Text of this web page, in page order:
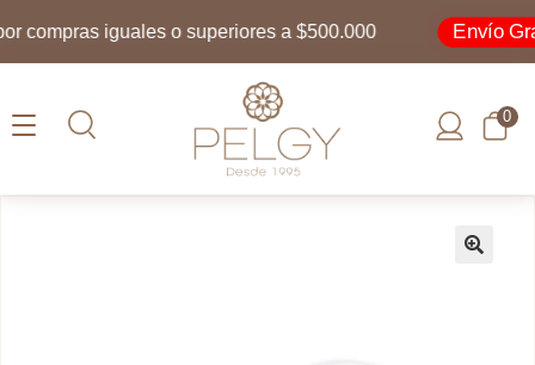
iguales o superiores a $500.000 Envío
0